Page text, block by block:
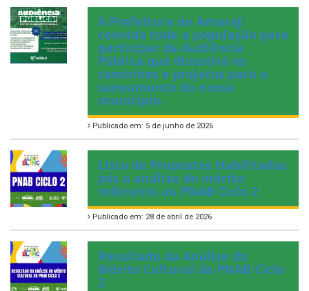
A Prefeitura de Amaraji
convida toda a população para
participar da Audiência
Pública que discutirá os
caminhos e projetos para o
saneamento do nosso
município.
Publicado em: 5 de junho de 2026
Lista de Propostas Habilitadas
pós a análise de mérito
referente ao PNAB Ciclo 2
Publicado em: 28 de abril de 2026
Resultado da Análise do
Mérito Cultural da PNAB Ciclo
2